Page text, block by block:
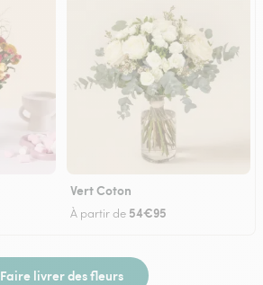
Vert Coton
À partir de 54€95
Faire livrer des fleurs